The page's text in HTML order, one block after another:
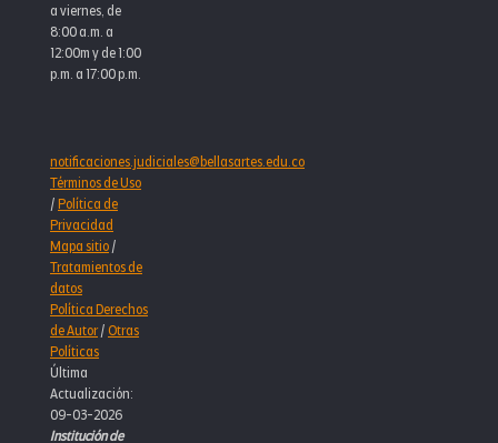
a viernes, de
8:00 a.m. a
12:00m y de 1:00
p.m. a 17:00 p.m.
notificaciones.judiciales@bellasartes.edu.co
Términos de Uso
/Política de
Privacidad
Mapa sitio/
Tratamientos de
datos
Política Derechos
de Autor/Otras
Políticas
Última
Actualización:
09-03-2026
Institución de